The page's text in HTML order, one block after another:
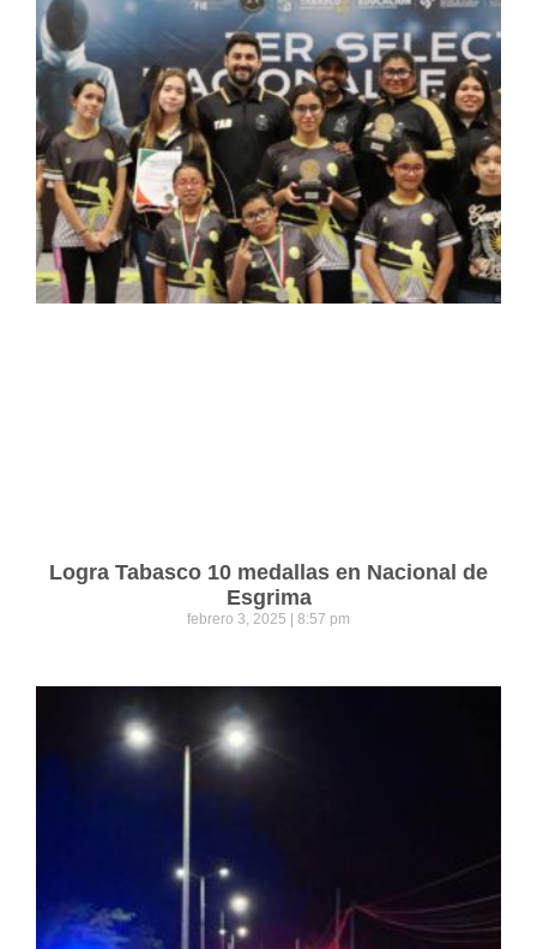
Logra Tabasco 10 medallas en Nacional de
Esgrima
febrero 3, 2025 8:57 pm